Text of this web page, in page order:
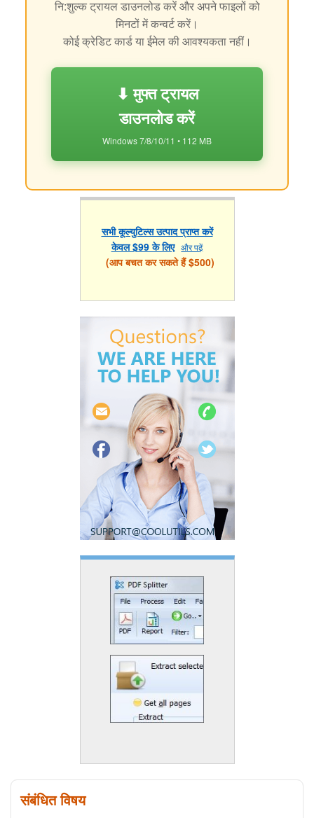
नि:शुल्क ट्रायल डाउनलोड करें और अपने फाइलों को
मिनटों में कन्वर्ट करें।
कोई क्रेडिट कार्ड या ईमेल की आवश्यकता नहीं।
⬇ मुफ्त ट्रायल
डाउनलोड करें
Windows 7/8/10/11 • 112 MB
सभी कूल्युटिल्स उत्पाद प्राप्त करें
केवल $99 के लिए और पढ़ें
(आप बचत कर सकते हैं $500)
संबंधित विषय